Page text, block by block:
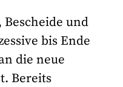
und
bis Ende
die neue
Bereits